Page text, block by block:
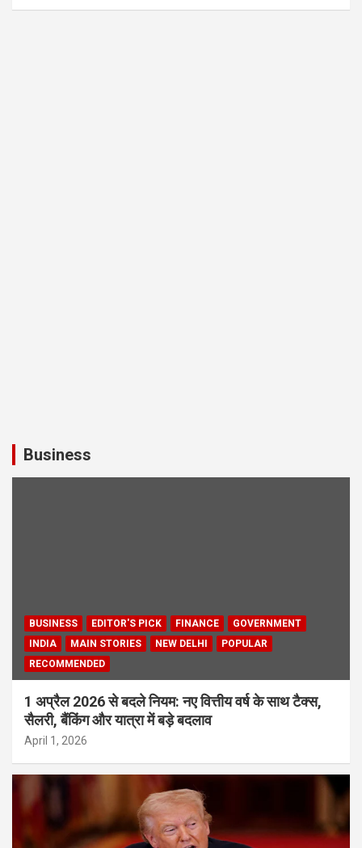
Business
BUSINESS EDITOR'S PICK FINANCE
GOVERNMENT
INDIA
MAIN STORIES NEW DELHI
POPULAR
RECOMMENDED
1 अप्रैल 2026 से बदले नियम: नए वित्तीय वर्ष के साथ टैक्स,
सैलरी, बैंकिंग और यात्रा में बड़े बदलाव
April 1, 2026